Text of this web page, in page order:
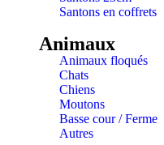
Santons en coffrets
Animaux
Animaux floqués
Chats
Chiens
Moutons
Basse cour / Ferme
Autres